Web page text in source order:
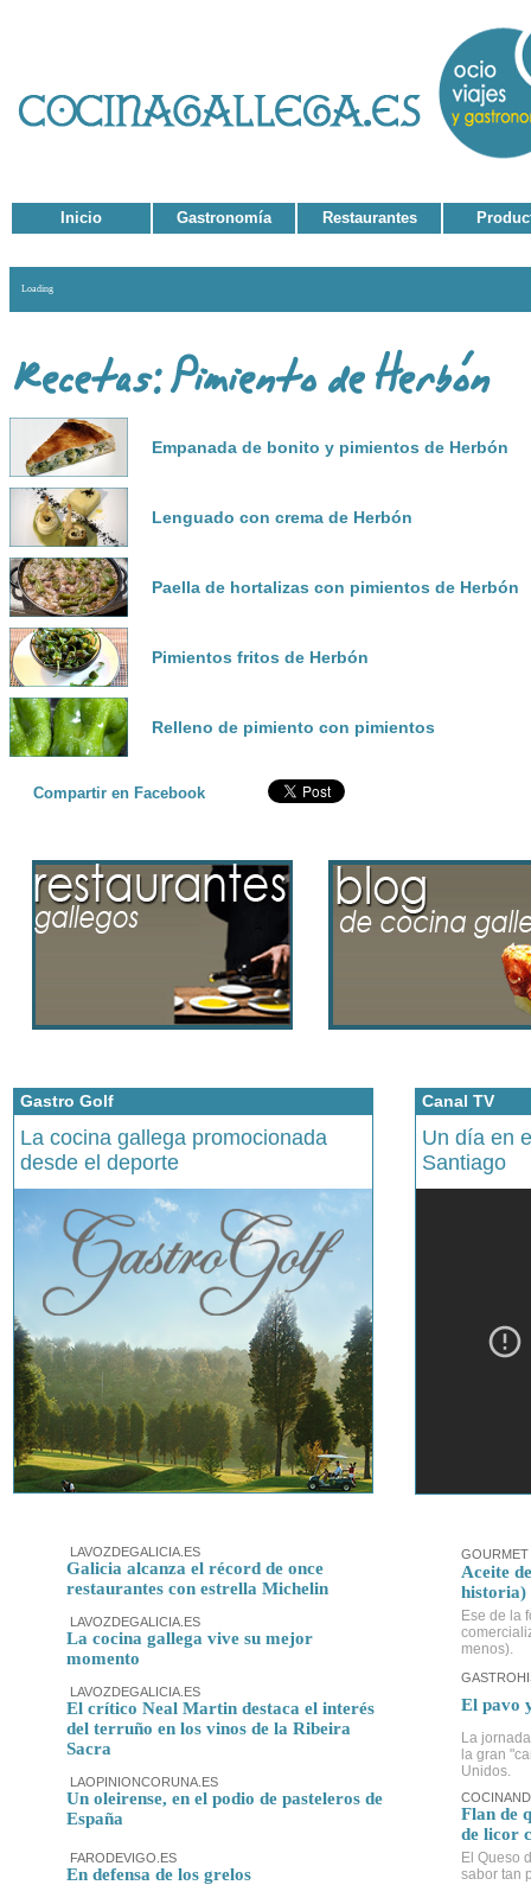
Inicio Gastronomía Restaurantes
Loading
Empanada de bonito y pimientos de Herbón
Lenguado con crema de Herbón
Paella de hortalizas con pimientos de Herbón
Pimientos fritos de Herbón
Relleno de pimiento con pimientos
Compartir en Facebook
Gastro Golf
La cocina gallega promocionada
desde el deporte
Canal TV
Un día en
Santiago
LAVOZDEGALICIA.ES
Galicia alcanza el récord de once
restaurantes con estrella Michelin
LAVOZDEGALICIA.ES
La cocina gallega vive su mejor
momento
LAVOZDEGALICIA.ES
El crítico Neal Martin destaca el interés
del terruño en los vinos de la Ribeira
Sacra
LAOPINIONCORUNA.ES
Un oleirense, en el podio de pasteleros de
España
FARODEVIGO.ES
En defensa de los grelos
Aceite
historia)
Ese de la
menos).
El pavo
La
la gran
Unidos.
Flan de
de licor
El Queso
sabor tan